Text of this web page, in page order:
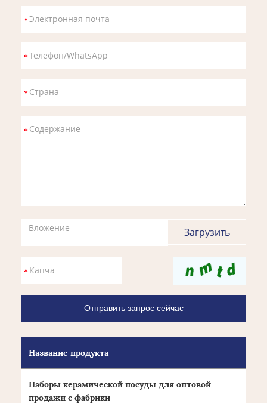
Вложение
Название продукта
Наборы керамической посуды для оптовой
продажи с фабрики